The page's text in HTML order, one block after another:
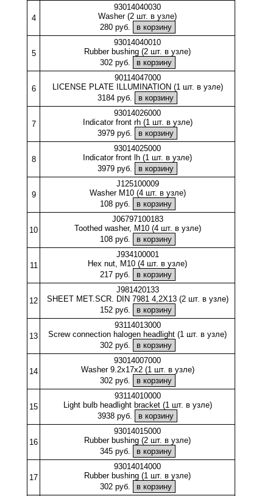
4
93014040030
Washer (2 шт. в узле)
280 руб.
5
93014040010
Rubber bushing (2 шт. в узле)
302 руб.
6
90114047000
LICENSE PLATE ILLUMINATION (1 шт. в узле)
3184 руб.
7
93014026000
Indicator front rh (1 шт. в узле)
3979 руб.
8
93014025000
Indicator front lh (1 шт. в узле)
3979 руб.
9
J125100009
Washer M10 (4 шт. в узле)
108 руб.
10
J06797100183
Toothed washer, M10 (4 шт. в узле)
108 руб.
11
J934100001
Hex nut, M10 (4 шт. в узле)
217 руб.
12
J981420133
SHEET MET.SCR. DIN 7981 4,2X13 (2 шт. в узле)
152 руб.
13
93114013000
Screw connection halogen headlight (1 шт. в узле)
302 руб.
14
93014007000
Washer 9.2x17x2 (1 шт. в узле)
302 руб.
15
93114010000
Light bulb headlight bracket (1 шт. в узле)
3938 руб.
16
93014015000
Rubber bushing (2 шт. в узле)
345 руб.
17
93014014000
Rubber bushing (1 шт. в узле)
302 руб.